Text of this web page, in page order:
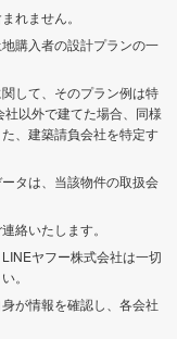
れません。
購入者の設計プランの一
して、そのプラン例は特
以外で建てた場合、同様
、建築請負会社を特定す
タは、当該物件の取扱会
絡いたします。
ヤフー株式会社は一切
。
が情報を確認し、各会社